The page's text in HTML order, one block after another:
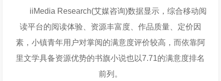
iiMedia Research(艾媒咨询)数据显示，综合移动阅
读平台的阅读体验、资源丰富度、作品质量、定价因
素，小镇青年用户对掌阅的满意度评价较高，而依靠阿
里文学具备资源优势的书旗小说也以7.71的满意度排名
前列。